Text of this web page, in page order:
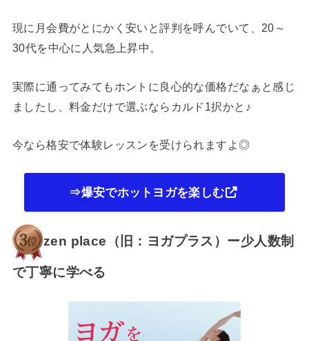
現に月会費がとにかく安いと評判を呼んでいて、20～
30代を中心に人気急上昇中。
実際に通ってみてもホントに良心的な価格だなぁと感じ
ましたし、料金だけで選ぶならカルド1択かと♪
今なら格安で体験レッスンを受けられますよ◎
⇒爆安でホットヨガを楽しむ
zen place（旧：ヨガプラス）ー少人数制
で丁寧に学べる